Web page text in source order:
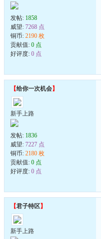
发帖: 1858
威望: 7268 点
铜币: 2190 枚
贡献值: 0 点
好评度: 0 点
【给你一次机会】
新手上路
发帖: 1836
威望: 7227 点
铜币: 2180 枚
贡献值: 0 点
好评度: 0 点
【君子特区】
新手上路